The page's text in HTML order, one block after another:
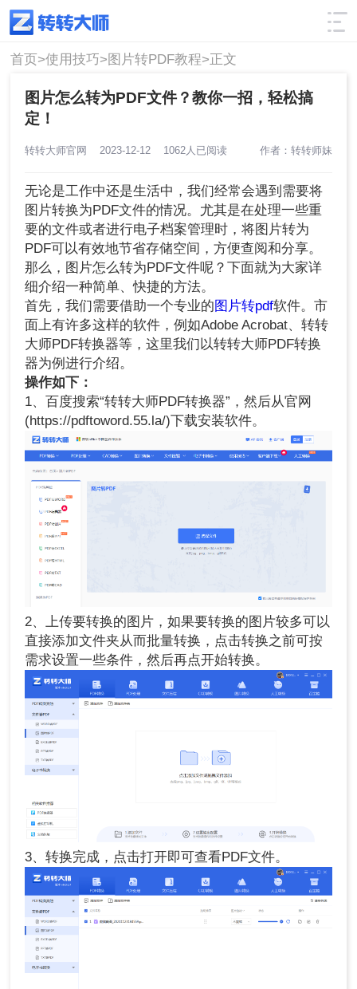
使用技巧 筛选
首页>使用技巧>图片转PDF教程>正文
图片怎么转为PDF文件？教你一招，轻松搞
定！
转转大师官网 2023-12-12 1062人已阅读 作者：转转师妹
无论是工作中还是生活中，我们经常会遇到需要将
图片转换为PDF文件的情况。尤其是在处理一些重
要的文件或者进行电子档案管理时，将图片转为
PDF可以有效地节省存储空间，方便查阅和分享。
那么，图片怎么转为PDF文件呢？下面就为大家详
细介绍一种简单、快捷的方法。
首先，我们需要借助一个专业的 图片转pdf软件。市
面上有许多这样的软件，例如Adobe Acrobat、转转
大师PDF转换器等，这里我们以转转大师PDF转换
器为例进行介绍。
操作如下：
1、百度搜索“转转大师PDF转换器”，然后从官网
(https://pdftoword.55.la/)下载安装软件。
2、上传要转换的图片，如果要转换的图片较多可以
直接添加文件夹从而批量转换，点击转换之前可按
需求设置一些条件，然后再点开始转换。
3、转换完成，点击打开即可查看PDF文件。